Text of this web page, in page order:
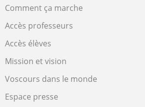
Comment ça marche
Accès professeurs
Accès élèves
Mission et vision
Voscours dans le monde
Espace presse